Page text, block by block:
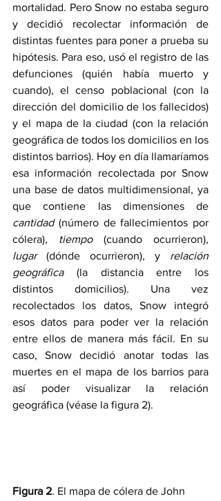
mortalidad. Pero Snow no estaba seguro
y decidió recolectar información de
distintas fuentes para poner a prueba su
hipótesis. Para eso, usó el registro de las
defunciones (quién había muerto y
cuando), el censo poblacional (con la
dirección del domicilio de los fallecidos)
y el mapa de la ciudad (con la relación
geográfica de todos los domicilios en los
distintos barrios). Hoy en día llamaríamos
esa información recolectada por Snow
una base de datos multidimensional, ya
cantidad (número de fallecimientos por
cólera), tiempo
lugar (dónde ocurrieron), y relación
geográfica (la distancia entre los
distintos domicilios). Una vez
recolectados los datos, Snow integró
esos datos para poder ver la relación
entre ellos de manera más fácil. En su
caso, Snow decidió anotar todas las
muertes en el mapa de los barrios para
así poder visualizar la relación
geográfica (véase la figura 2).
Figura 2. El mapa de cólera de John